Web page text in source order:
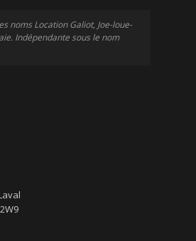
noms Location Galiot, Joe-loue-
Indépendante sous le nom